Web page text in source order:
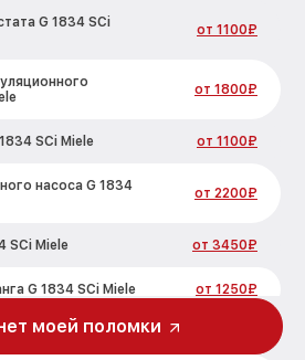
G 1834 SCi
от 1100₽
от 1800₽
SCi Miele от 1100₽
насоса G 1834
от 2200₽
SCi Miele от 3450₽
G 1834 SCi Miele от 1250₽
G 1834 SCi Miele
моей поломки